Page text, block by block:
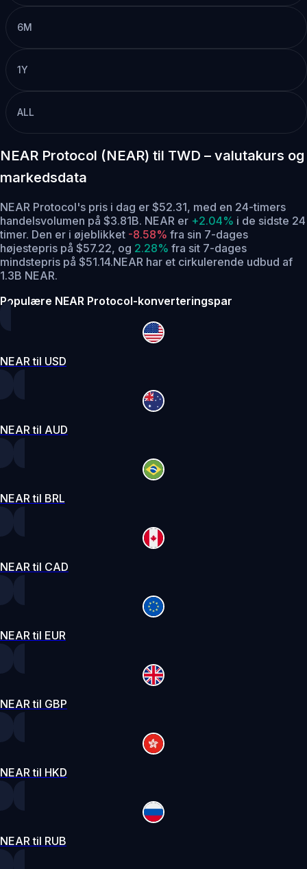
6M
1Y
ALL
NEAR Protocol (NEAR) til TWD – valutakurs og
markedsdata
NEAR Protocol's pris i dag er $52.31, med en 24-timers
handelsvolumen på $3.81B. NEAR er +2.04% i de sidste 24
timer. Den er i øjeblikket -8.58% fra sin 7-dages
højestepris på $57.22, og 2.28% fra sit 7-dages
mindstepris på $51.14.NEAR har et cirkulerende udbud af
1.3B NEAR.
Populære NEAR Protocol-konverteringspar
NEAR til USD
NEAR til AUD
NEAR til BRL
NEAR til CAD
NEAR til EUR
NEAR til GBP
NEAR til HKD
NEAR til RUB